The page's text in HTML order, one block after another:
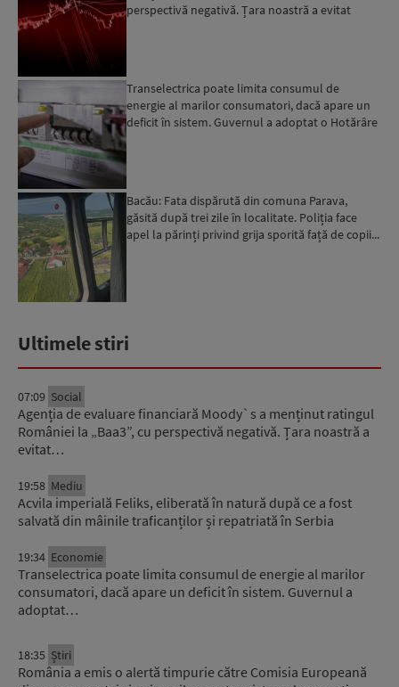
perspectivă negativă. Țara noastră a evitat
Transelectrica poate limita consumul de
energie al marilor consumatori, dacă apare un
deficit în sistem. Guvernul a adoptat o Hotărâre
Bacău: Fata dispărută din comuna Parava,
găsită după trei zile în localitate. Poliția face
apel la părinți privind grija sporită față de copii...
Ultimele stiri
07:09 Social
Agenția de evaluare financiară Moody`s a menținut ratingul
României la „Baa3”, cu perspectivă negativă. Țara noastră a
evitat…
19:58 Mediu
Acvila imperială Feliks, eliberată în natură după ce a fost
salvată din mâinile traficanților și repatriată în Serbia
19:34 Economie
Transelectrica poate limita consumul de energie al marilor
consumatori, dacă apare un deficit în sistem. Guvernul a
adoptat…
18:35 Știri
România a emis o alertă timpurie către Comisia Europeană